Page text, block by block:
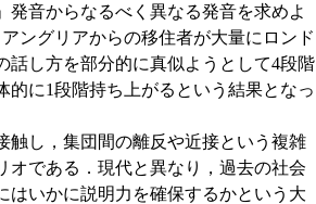
音からなるべく異なる発音を求めよ
ングリアからの移住者が大量にロンド
話し方を部分的に真似ようとして4段階
に1段階持ち上がるという結果となっ
し，集団間の離反や近接という複雑
オである．現代と異なり，過去の社会
はいかに説明力を確保するかという大